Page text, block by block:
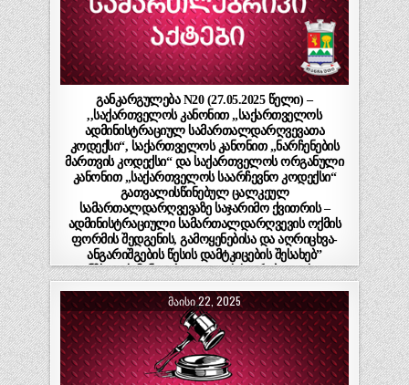
განკარგულება N20 (27.05.2025 წელი) –
,,საქართველოს კანონით „საქართველოს
ადმინისტრაციულ სამართალდარღვევათა
კოდექსი“, საქართველოს კანონით „ნარჩენების
მართვის კოდექსი“ და საქართველოს ორგანული
კანონით „საქართველოს საარჩევნო კოდექსი“
გათვალისწინებულ ცალკეულ
სამართალდარღვევაზე საჯარიმო ქვითრის –
ადმინისტრაციული სამართალდარღვევის ოქმის
ფორმის შედგენის, გამოყენებისა და აღრიცხვა-
ანგარიშგების წესის დამტკიცების შესახებ”
ლანჩხუთის მუნიციპალიტეტის საკრებულოს 2023
წლის 24 აგვისტოს N17 დადგენილებაში
ცვლილების შეტანის შესახებ“ ლანჩხუთის
მუნიციპალიტეტის საკრებულოს დადგენილების
მისაღებად ადმინისტრაციული წარმოების
დაწყების თაობაზე”
ᲛᲐᲘᲡᲘ 22, 2025